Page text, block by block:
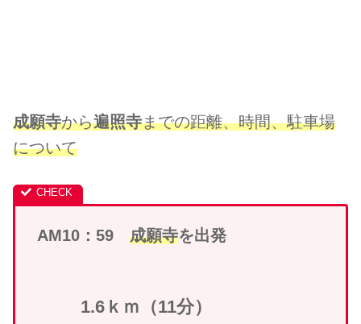
成願寺から遍照寺までの距離、時間、駐車場
について
AM10：59 成願寺を出発
1.6ｋｍ（11分）